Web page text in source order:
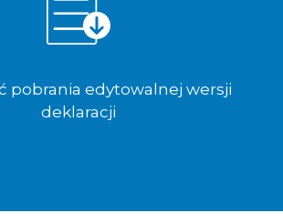
pobrania edytowalnej wersji
deklaracji